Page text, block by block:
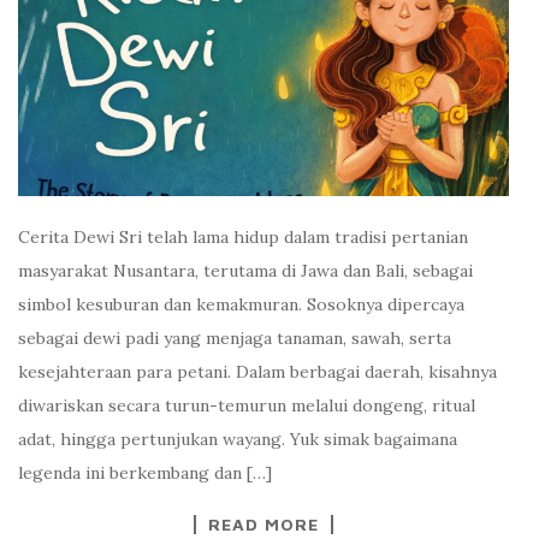
Cerita Dewi Sri telah lama hidup dalam tradisi pertanian
masyarakat Nusantara, terutama di Jawa dan Bali, sebagai
simbol kesuburan dan kemakmuran. Sosoknya dipercaya
sebagai dewi padi yang menjaga tanaman, sawah, serta
kesejahteraan para petani. Dalam berbagai daerah, kisahnya
diwariskan secara turun-temurun melalui dongeng, ritual
adat, hingga pertunjukan wayang. Yuk simak bagaimana
legenda ini berkembang dan […]
READ MORE